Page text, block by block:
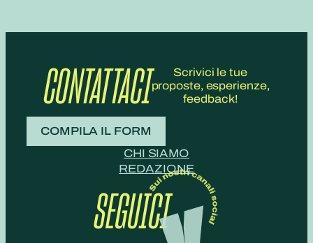
CONTATTACI
Scrivici le tue
proposte, esperienze,
feedback!
COMPILA IL FORM
CHI SIAMO
REDAZIONE
SEGUICI